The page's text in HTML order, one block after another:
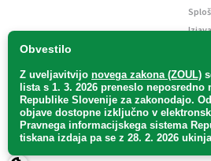
Obvestilo
Z uveljavitvijo novega zakona (ZOUL)
lista s 1. 3. 2026 preneslo neposredno
Republike Slovenije za zakonodajo.
objave dostopne izključno v
Pravnega informacijskega sistema
tiskana izdaja pa se z 28. 2. 2026
Uradni list d. o. o. – v likvidaciji / Vse pravice